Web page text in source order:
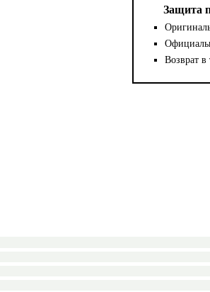
Защита
Возврат в